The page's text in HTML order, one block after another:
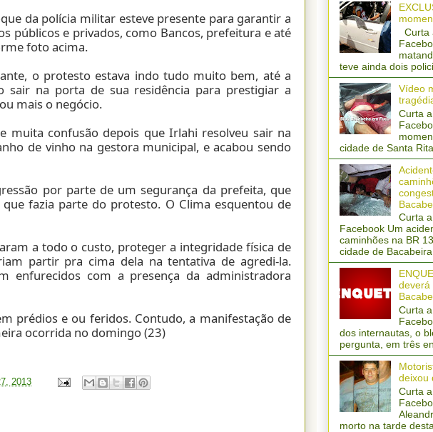
da polícia militar esteve presente para garantir a
públicos e privados, como Bancos, prefeitura e até
foto acima.
o protesto estava indo tudo muito bem, até a
na porta de sua residência para prestigiar a
mais o negócio.
muita confusão depois que Irlahi resolveu sair na
de vinho na gestora municipal, e acabou sendo
por parte de um segurança da prefeita, que
fazia parte do protesto. O Clima esquentou de
a todo o custo, proteger a integridade física de
partir pra cima dela na tentativa de agredi-la.
enfurecidos com a presença da administradora
prédios e ou feridos. Contudo, a manifestação de
ocorrida no domingo (23)
2013
Curta
teve ainda dois
Vídeo
Curta
cidade de Santa
Curta
Facebook Um
caminhões na BR
cidade de
deverá
Curta
dos internautas, o
pergunta, em três
deixou
Curta
morto na tarde